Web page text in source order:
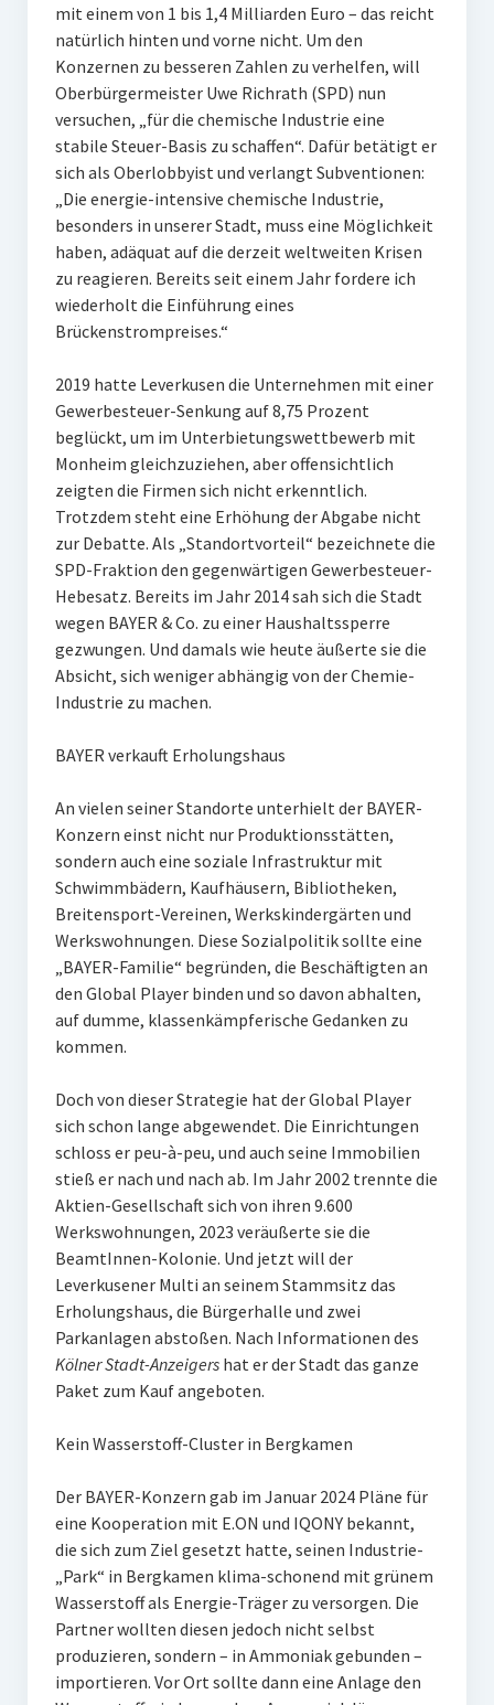
mit einem von 1 bis 1,4 Milliarden Euro – das reicht
natürlich hinten und vorne nicht. Um den
Konzernen zu besseren Zahlen zu verhelfen, will
Oberbürgermeister Uwe Richrath (SPD) nun
versuchen, „für die chemische Industrie eine
stabile Steuer-Basis zu schaffen“. Dafür betätigt er
sich als Oberlobbyist und verlangt Subventionen:
„Die energie-intensive chemische Industrie,
besonders in unserer Stadt, muss eine Möglichkeit
haben, adäquat auf die derzeit weltweiten Krisen
zu reagieren. Bereits seit einem Jahr fordere ich
wiederholt die Einführung eines
Brückenstrompreises.“
2019 hatte Leverkusen die Unternehmen mit einer
Gewerbesteuer-Senkung auf 8,75 Prozent
beglückt, um im Unterbietungswettbewerb mit
Monheim gleichzuziehen, aber offensichtlich
zeigten die Firmen sich nicht erkenntlich.
Trotzdem steht eine Erhöhung der Abgabe nicht
zur Debatte. Als „Standortvorteil“ bezeichnete die
SPD-Fraktion den gegenwärtigen Gewerbesteuer-
Hebesatz. Bereits im Jahr 2014 sah sich die Stadt
wegen BAYER & Co. zu einer Haushaltssperre
gezwungen. Und damals wie heute äußerte sie die
Absicht, sich weniger abhängig von der Chemie-
Industrie zu machen.
BAYER verkauft Erholungshaus
An vielen seiner Standorte unterhielt der BAYER-
Konzern einst nicht nur Produktionsstätten,
sondern auch eine soziale Infrastruktur mit
Schwimmbädern, Kaufhäusern, Bibliotheken,
Breitensport-Vereinen, Werkskindergärten und
Werkswohnungen. Diese Sozialpolitik sollte eine
„BAYER-Familie“ begründen, die Beschäftigten an
den Global Player binden und so davon abhalten,
auf dumme, klassenkämpferische Gedanken zu
kommen.
Doch von dieser Strategie hat der Global Player
sich schon lange abgewendet. Die Einrichtungen
schloss er peu-à-peu, und auch seine Immobilien
stieß er nach und nach ab. Im Jahr 2002 trennte die
Aktien-Gesellschaft sich von ihren 9.600
Werkswohnungen, 2023 veräußerte sie die
BeamtInnen-Kolonie. Und jetzt will der
Leverkusener Multi an seinem Stammsitz das
Erholungshaus, die Bürgerhalle und zwei
Parkanlagen abstoßen. Nach Informationen des
Kölner Stadt-Anzeigershat er der Stadt das ganze
Paket zum Kauf angeboten.
Kein Wasserstoff-Cluster in Bergkamen
Der BAYER-Konzern gab im Januar 2024 Pläne für
eine Kooperation mit E.ON und IQONY bekannt,
die sich zum Ziel gesetzt hatte, seinen Industrie-
„Park“ in Bergkamen klima-schonend mit grünem
Wasserstoff als Energie-Träger zu versorgen. Die
Partner wollten diesen jedoch nicht selbst
produzieren, sondern – in Ammoniak gebunden –
importieren. Vor Ort sollte dann eine Anlage den